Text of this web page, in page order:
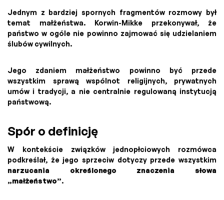
Jednym z bardziej spornych fragmentów rozmowy był
temat małżeństwa. Korwin-Mikke przekonywał, że
państwo w ogóle nie powinno zajmować się udzielaniem
ślubów cywilnych.
Jego zdaniem małżeństwo powinno być przede
wszystkim sprawą wspólnot religijnych, prywatnych
umów i tradycji, a nie centralnie regulowaną instytucją
państwową.
Spór o definicję
W kontekście związków jednopłciowych rozmówca
podkreślał, że jego sprzeciw dotyczy przede wszystkim
narzucania określonego znaczenia słowa
„małżeństwo”.